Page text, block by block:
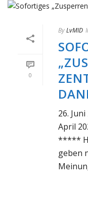
0
ByLvMID
26.
April
*****
geben